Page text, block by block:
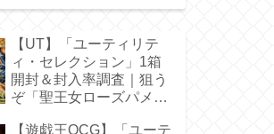
【UT】「ユーティリテ
ィ・セレクション」1箱
開封＆封入率調査｜狙う
ぞ「聖王女ローズパメ
【遊戯王OCG】「ユーテ